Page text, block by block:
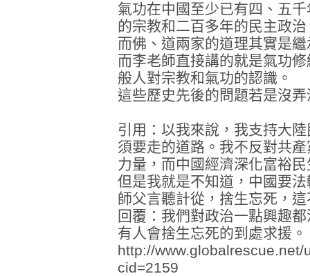
氣功在中國至少已有四、五
的宗教和二百多年的民主政治
而佛、道兩家的道理其實是
而李老師直接講的就是氣功
般人對宗教和氣功的認識。
這些歷史先後的問題若是沒
引用：以我來說，我支持大
須要走的道路。我不反對共
力量，而中國經濟深化富裕
但是我就是不知道，中國要
師父言聽計從，捨生忘死，
回覆：我們對政治一點興趣
有人會捨生忘死的到處求援。
http://
cid=2159